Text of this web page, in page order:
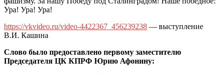
Ура! Ура! Ура!
https://vkvideo.ru/video-4422367_456239238 — выступление
В.И. Кашина
Слово было предоставлено первому заместителю
Председателя ЦК КПРФ Юрию Афонину: